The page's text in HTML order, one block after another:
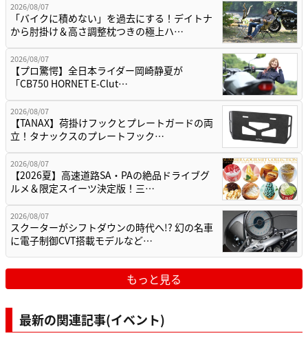
2026/08/07
「バイクに積めない」を過去にする！デイトナ
から肘掛け＆高さ調整枕つきの極上ハ…
2026/08/07
【プロ驚愕】全日本ライダー岡崎静夏が
「CB750 HORNET E-Clut…
2026/08/07
【TANAX】荷掛けフックとプレートガードの両
立！タナックスのプレートフック…
2026/08/07
【2026夏】高速道路SA・PAの絶品ドライブグ
ルメ＆限定スイーツ決定版！三…
2026/08/07
スクーターがシフトダウンの時代へ!? 幻の名車
に電子制御CVT搭載モデルなど…
もっと見る
最新の関連記事(イベント)